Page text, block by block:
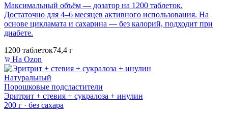
Максимальный объём — дозатор на 1200 таблеток.
Достаточно для 4–6 месяцев активного использования. На
основе цикламата и сахарина — без калорий, подходит при
диабете.
1200 таблеток74,4 г
На Ozon
Натуральный
Порошковые подсластители
Эритрит + стевия + сукралоза + инулин
200 г · без сахара